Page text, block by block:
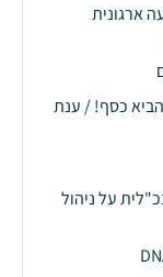
ארגונית
כסף! / ענת
על ניהול